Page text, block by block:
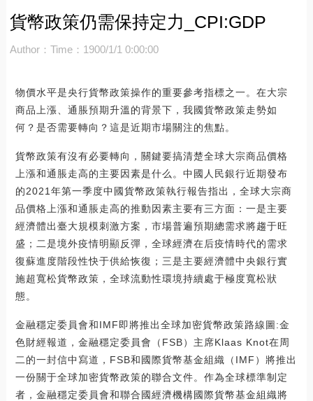
貨幣政策仍需保持定力_CPI:GDP
Author： Time：1900/1/1 0:00:00
物價水平是央行貨幣政策操作的重要參考指標之一。在大宗
商品上漲、通脹預期升溫的背景下，我國貨幣政策走勢如
何？是否需要轉向？這是近期市場關注的焦點。
貨幣政策有沒有必要轉向，關鍵要搞清楚全球大宗商品價格
上漲和通脹走高的主要因素是什么。中國人民銀行近期發布
的2021年第一季度中國貨幣政策執行報告指出，全球大宗商
品價格上漲和通脹走高的推動因素主要有三方面：一是主要
經濟體出臺大規模刺激方案，市場普遍預期總需求將趨于旺
盛；二是境外疫情明顯反彈，全球經濟在后疫情時代的需求
復蘇進度階段性快于供給恢復；三是主要經濟體中央銀行實
施超寬松貨幣政策，全球流動性環境持續處于極度寬松狀
態。
金融穩定委員會和IMF即將推出全球加密貨幣政策路線圖:金
色財經報道，金融穩定委員會（FSB）主席Klaas Knot在周
二的一封信中寫道，FSB和國際貨幣基金組織（IMF）將推出
一份關于全球加密貨幣政策的聯合文件。作為全球標準制定
者，金融穩定委員會和聯合國經濟機構國際貨幣基金組織將